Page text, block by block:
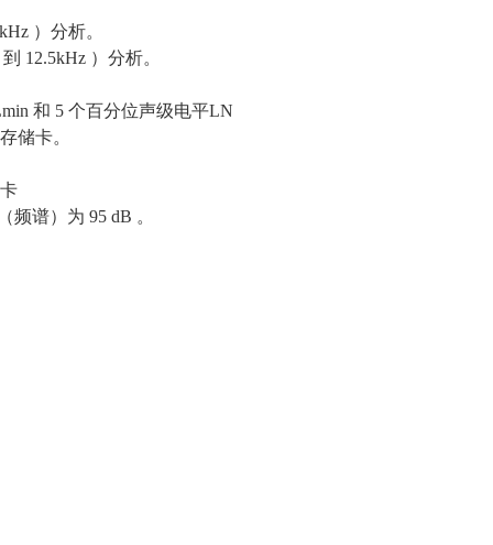
）分析。
12.5kHz ）分析。
和 5 个百分位声级电平LN
储卡。
谱）为 95 dB 。